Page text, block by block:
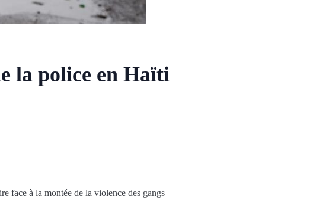
la police en Haïti
face à la montée de la violence des gangs